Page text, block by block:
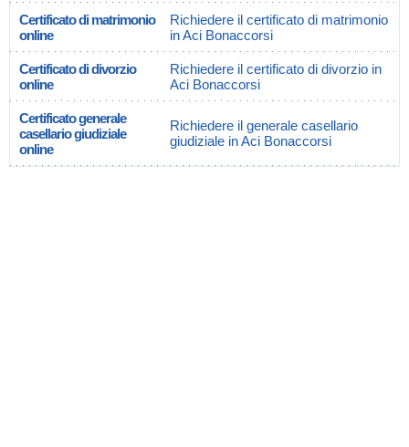
Certificato di matrimonio
online
Richiedere il certificato di matrimonio
in Aci Bonaccorsi
Certificato di divorzio
online
Richiedere il certificato di divorzio in
Aci Bonaccorsi
Certificato generale
casellario giudiziale
online
Richiedere il generale casellario
giudiziale in Aci Bonaccorsi